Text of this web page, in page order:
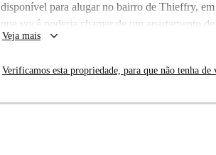
disponível para alugar no bairro de Thieffry,
que você poderia chamar de um apartamento
natural, que dá acesso ao jardim muito grande
estar.
Este apartamento fica na parte Thieffry de
Veja mais keyboard_arrow_down
Verificamos esta propriedade, para que não tenha de